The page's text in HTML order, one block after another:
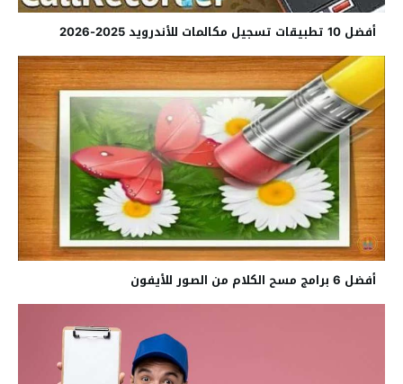
أفضل 10 تطبيقات تسجيل مكالمات للأندرويد 2025-2026
أفضل 6 برامج مسح الكلام من الصور للأيفون